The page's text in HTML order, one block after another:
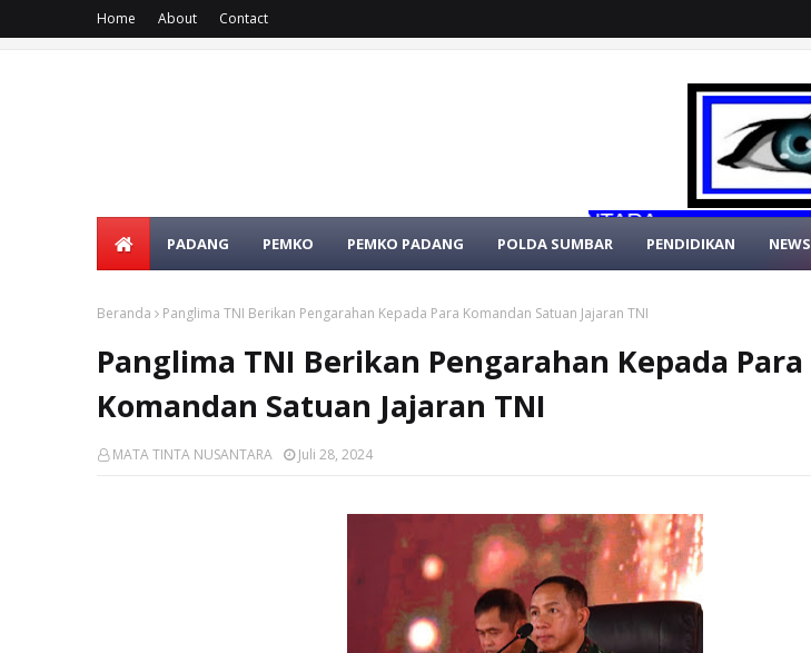
Home About Contact
PADANG PEMKO PEMKO PADANG POLDA SUMBAR PENDIDIKAN NEWS
Beranda Panglima TNI Berikan Pengarahan Kepada Para Komandan Satuan Jajaran TNI
Panglima TNI Berikan Pengarahan Kepada Para
Komandan Satuan Jajaran TNI
MATA TINTA NUSANTARA Juli 28, 2024